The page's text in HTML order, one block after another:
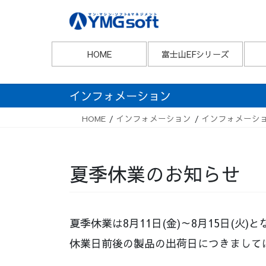
HOME 富士山EFシリーズ
インフォメーション
HOME インフォメーション インフォメーシ
夏季休業のお知らせ
夏季休業は8月11日(金)～8月15日(火)と
休業日前後の製品の出荷日につきまして